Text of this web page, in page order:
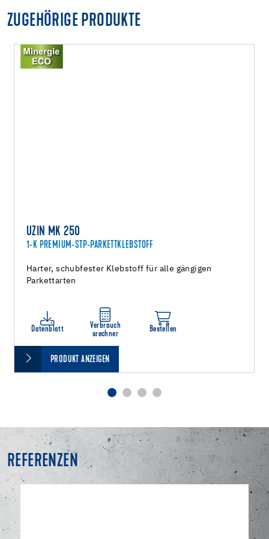
ZUGEHÖRIGE PRODUKTE
UZIN MK 250
1-K PREMIUM-STP-PARKETTKLEBSTOFF
Harter, schubfester Klebstoff für alle gängigen
Parkettarten
Datenblatt
Verbrauch
srechner
Bestellen
PRODUKT ANZEIGEN
REFERENZEN